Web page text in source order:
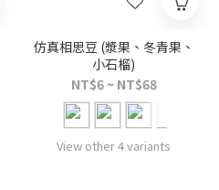
仿真相思豆 (漿果、冬青果、
小石榴)
NT$6 ~ NT$68
View other 4 variants